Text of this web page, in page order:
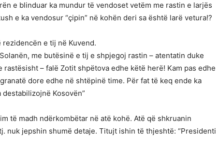
e blinduar ka mundur të vendoset vetëm me rastin e larjës
e ka vendosur “çipin” në kohën deri sa është larë vetura!?
e tij në Kuvend.
me butësinë e tij e shpjegoj rastin – atentatin duke
– falë Zotit shpëtova edhe këtë herë! Kam pas edhe
dore edhe në shtëpinë time. Për fat të keq ende ka
Kosovën”
të madh ndërkombëtar në atë kohë. Atë që shkruanin
nuk jepshin shumë detaje. Titujt ishin të thjeshtë: “Presidenti